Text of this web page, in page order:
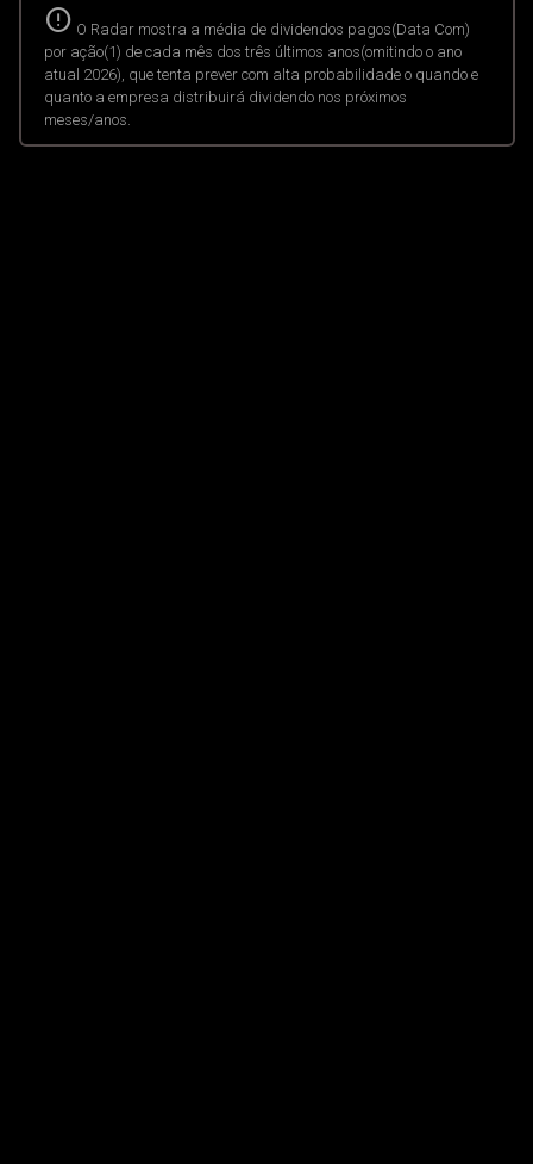
error O Radar mostra a média de dividendos pagos(Data Com)
por ação(1) de cada mês dos três últimos anos(omitindo o ano
atual 2026), que tenta prever com alta probabilidade o quando e
quanto a empresa distribuirá dividendo nos próximos
meses/anos.